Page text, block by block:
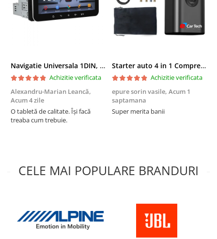
Huse volan
Accesorii compresoare
Aparate de lipit si capsat
Masini de polisat
Prelungitoare
Aeroterme
Subwoofer Auto
Navigatie Universala 1DIN, 2+32GB, Android 15, CarPlay si Android Auto, Topway, USB, Bluetooth ecran 7 inch negru
Achizitie verificata
Alexandru-Marian Leancă,
Acum 4 zile
O tabletă de calitate. Își facă
treaba cum trebuie.
Starter auto 4 in 1 Compresor Aer, Baterie Portabila, Lanterna 6000mAh culoare negru
Achizitie verificata
epure sorin vasile, Acum 1
saptamana
Super merita banii
CELE MAI POPULARE BRANDURI